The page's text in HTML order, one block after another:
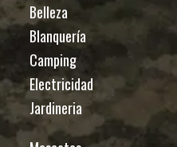
Belleza
Blanquería
Camping
Electricidad
Jardineria